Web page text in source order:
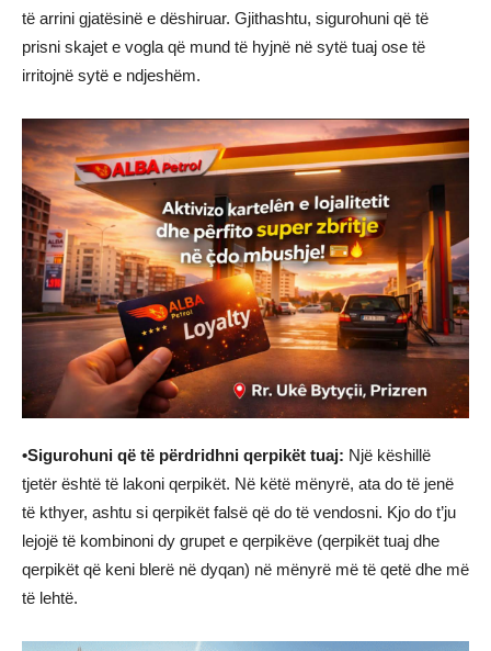
të arrini gjatësinë e dëshiruar. Gjithashtu, sigurohuni që të
prisni skajet e vogla që mund të hyjnë në sytë tuaj ose të
irritojnë sytë e ndjeshëm.
•Sigurohuni që të përdridhni qerpikët tuaj: Një këshillë
tjetër është të lakoni qerpikët. Në këtë mënyrë, ata do të jenë
të kthyer, ashtu si qerpikët falsë që do të vendosni. Kjo do t’ju
lejojë të kombinoni dy grupet e qerpikëve (qerpikët tuaj dhe
qerpikët që keni blerë në dyqan) në mënyrë më të qetë dhe më
të lehtë.